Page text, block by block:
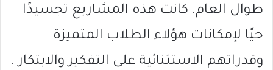
طوال العام. كانت هذه المشاريع تجسيدًا
حيًا لإمكانات هؤلاء الطلاب المتميزة
وقدراتهم الاستثنائية على التفكير والابتكار .